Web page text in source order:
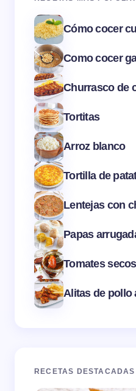
Cómo cocer
Como cocer
Churrasco de
Tortitas
Arroz blanco
Tortilla de
Lentejas con
Papas
Tomates
Alitas de pollo
RECETAS DESTACADAS